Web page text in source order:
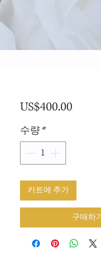
US$400.00가
수량*
카트에 추가
구매하기